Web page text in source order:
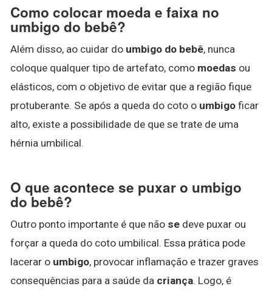
Como colocar moeda e faixa no
umbigo do bebê?
Além disso, ao cuidar do umbigo do bebê, nunca
coloque qualquer tipo de artefato, como moedas ou
elásticos, com o objetivo de evitar que a região fique
protuberante. Se após a queda do coto o umbigo ficar
alto, existe a possibilidade de que se trate de uma
hérnia umbilical.
O que acontece se puxar o umbigo
do bebê?
Outro ponto importante é que não se deve puxar ou
forçar a queda do coto umbilical. Essa prática pode
lacerar o umbigo, provocar inflamação e trazer graves
consequências para a saúde da criança. Logo, é